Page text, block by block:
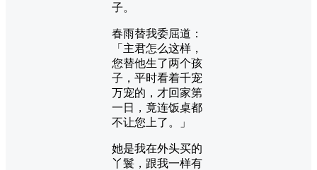
子。
春雨替我委屈道：
「主君怎么这样，
您替他生了两个孩
子，平时看着千宠
万宠的，才回家第
一日，竟连饭桌都
不让您上了。」
她是我在外头买的
丫鬟，跟我一样有